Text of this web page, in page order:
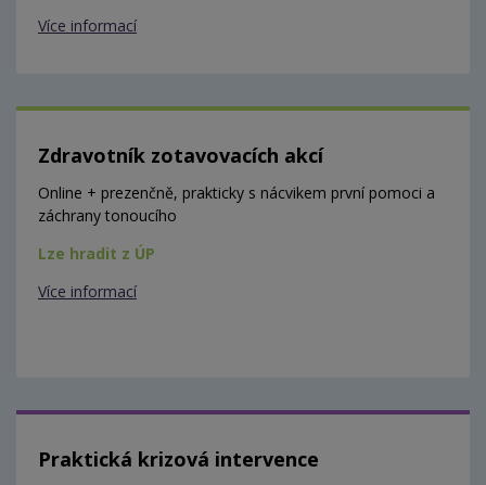
Více informací
Zdravotník zotavovacích akcí
Online + prezenčně, prakticky s nácvikem první pomoci a
záchrany tonoucího
Lze hradit z ÚP
Více informací
Praktická krizová intervence